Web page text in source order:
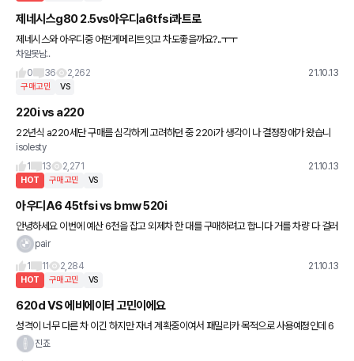
제네시스g80 2.5vs아우디a6tfsi콰트로
제네시스와 아우디중 어떤게메리트잇고 차도좋을까요?..ㅜㅜ
차알못남..
0
36 2,262 21.10.13
구매고민 VS
220i vs a220
22년식 a220세단 구매를 심각하게 고려하던 중 220i가 생각이 나 결정장애가 왔습니
다. 두 차량 간 지향점이 다르기에 오너 입맛에 따라 선택이 다르겠지만, 어떤 차종을 선호
하시는지 궁금하네요.
isolesty
1
13 2,271 21.10.13
HOT 구매고민 VS
아우디A6 45tfsi vs bmw 520i
안녕하세요 이번에 예산 6천을 잡고 외제차 한 대를 구매하려고 합니다 거를 차량 다 걸러
서 최종 a6 45tfsi프리미엄과520i가 결정됐네요 옵션빵빵하고 520i 대비 성능좋은 a6
pair
1
11 2,284 21.10.13
HOT 구매고민 VS
620d VS 에비에이터 고민이에요
성격이 너무 다른 차 이긴 하지만 자녀 계획중이여서 패밀리카 목적으로 사용예정인데 6
20d 계약 걸어놨고 2달 정도 더 기다려야 배정받을것같아요 몇일전에 에비에이터 보고
진죠